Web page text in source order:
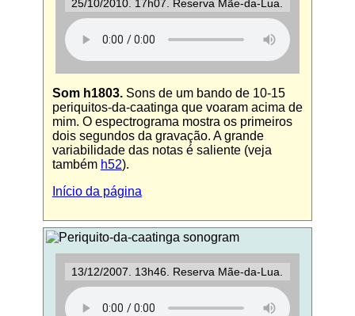
25/10/2010. 17h07. Reserva Mãe-da-Lua.
Som h1803.Sons de um bando de 10-15
periquitos-da-caatinga que voaram acima de
mim. O espectrograma mostra os primeiros
dois segundos da gravação. A grande
variabilidade das notas é saliente (veja
também h52).
Início da página
13/12/2007. 13h46. Reserva Mãe-da-Lua.